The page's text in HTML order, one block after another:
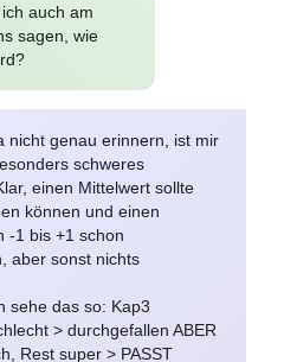
auch am
sagen, wie
nicht genau erinnern, ist mir
schweres
einen Mittelwert sollte
können und einen
-1 bis +1 schon
aber sonst nichts
sehe das so: Kap3
> durchgefallen ABER
Rest super > PASST